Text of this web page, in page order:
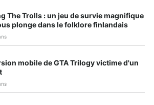
The Trolls : un jeu de survie magnifique
plonge dans le folklore finlandais
mobile de GTA Trilogy victime d'un